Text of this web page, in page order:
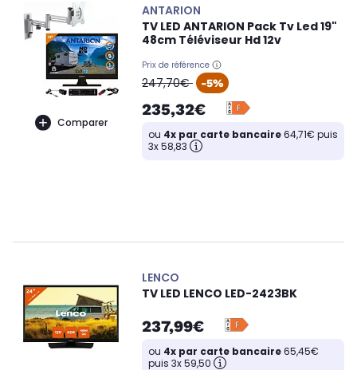
Comparer
ANTARION
TV LED ANTARION Pack Tv Led 19"
48cm Téléviseur Hd 12v
Prix de référence
oldPrice
247,70€ -5%
235,32€
ou 4x par carte bancaire64,71€ puis
3x 58,83
LENCO
TV LED LENCO LED-2423BK
237,99€
ou 4x par carte bancaire65,45€
puis 3x 59,50